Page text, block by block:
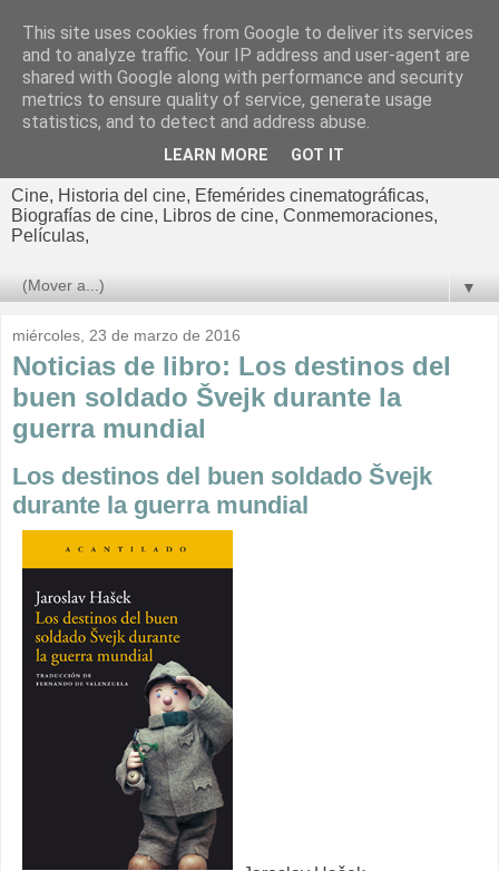
El cultural
cinematográfico de Jorge
Cine, Historia del cine, Efemérides cinematográficas,
Biografías de cine, Libros de cine, Conmemoraciones,
Películas,
▼
miércoles, 23 de marzo de 2016
Noticias de libro: Los destinos del
buen soldado Švejk durante la
guerra mundial
Los destinos del buen soldado Švejk
durante la guerra mundial
This site uses cookies from Google to deliver its services
and to analyze traffic. Your IP address and user-agent are
shared with Google along with performance and security
metrics to ensure quality of service, generate usage
statistics, and to detect and address abuse.
LEARN MORE GOT IT